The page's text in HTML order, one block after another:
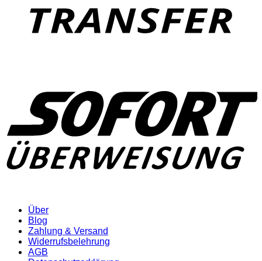
Über
Blog
Zahlung & Versand
Widerrufsbelehrung
AGB